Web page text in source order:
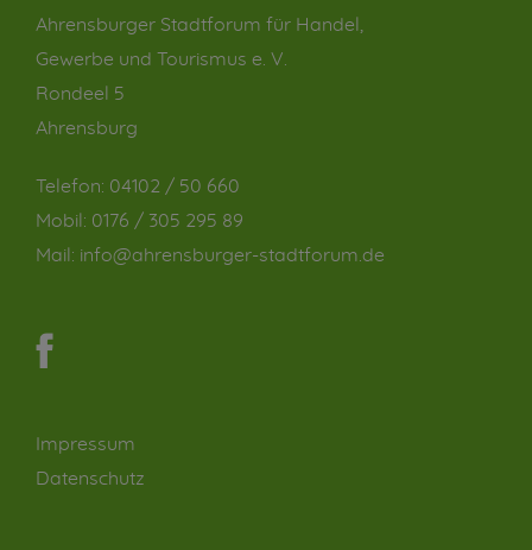
Ahrensburger Stadtforum für Handel,
Gewerbe und Tourismus e. V.
Rondeel 5
Ahrensburg
Telefon: 04102 / 50 660
Mobil: 0176 / 305 295 89
Mail: info@ahrensburger-stadtforum.de
Impressum
Datenschutz